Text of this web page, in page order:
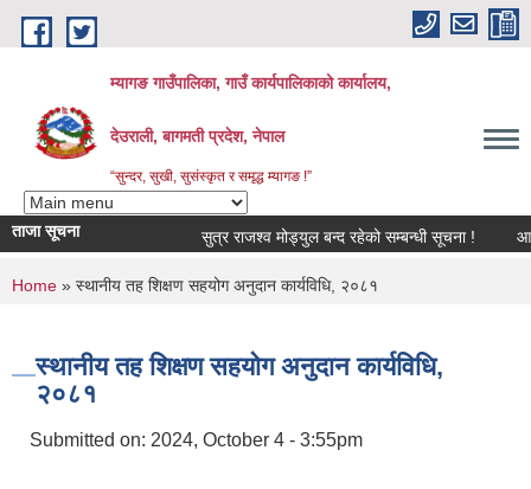
Skip to main content
म्यागङ गाउँपालिका, गाउँ कार्यपालिकाको कार्यालय,
देउराली, बागमती प्रदेश, नेपाल
“सुन्दर, सुखी, सुसंस्कृत र समृद्ध म्यागङ !”
ताजा सूचना सुत्र राजश्व मोड्युल बन्द रहेको सम्बन्धी सूचना !
You are here
Home » स्थानीय तह शिक्षण सहयोग अनुदान कार्यविधि, २०८१
स्थानीय तह शिक्षण सहयोग अनुदान कार्यविधि,
२०८१
Submitted on: 2024, October 4 - 3:55pm